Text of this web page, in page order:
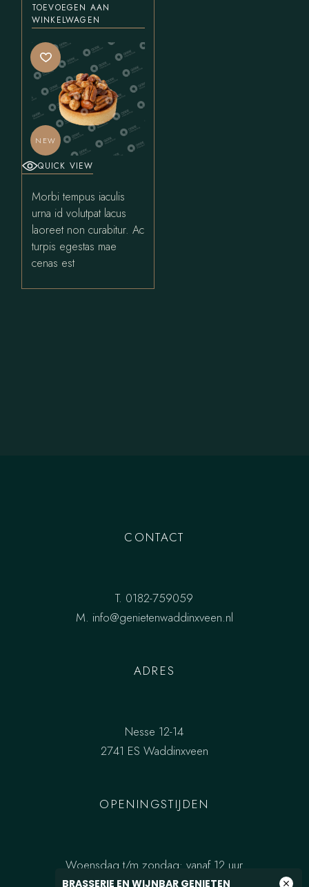
BRASSERIE EN WIJNBAR GENIETEN close
TOEVOEGEN AAN
WINKELWAGEN
NEW
QUICK VIEW
Morbi tempus iaculis
urna id volutpat lacus
laoreet non curabitur. Ac
turpis egestas mae
cenas est
CONTACT
T. 0182-759059
M. info@genietenwaddinxveen.nl
ADRES
Nesse 12-14
2741 ES Waddinxveen
OPENINGSTIJDEN
Woensdag t/m zondag: vanaf 12 uur